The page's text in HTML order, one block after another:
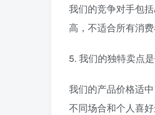
我们的竞争对手包
高，不适合所有消费
5. 我们的独特卖点
我们的产品价格适
不同场合和个人喜